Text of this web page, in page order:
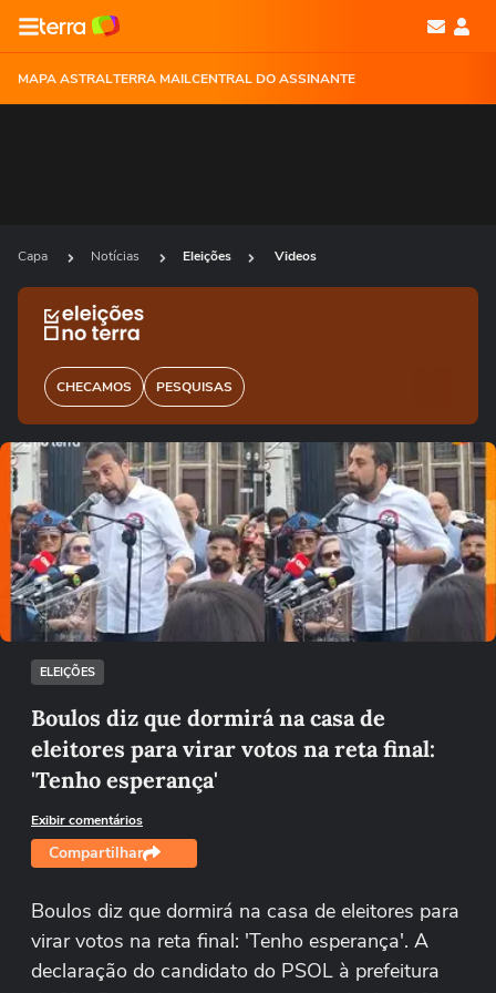
MAPA ASTRALTERRA MAILCENTRAL DO ASSINANTE
Capa Notícias Eleições Videos
CHECAMOS PESQUISAS
Ops!
Não foi possível reproduzir o vídeo
Tentar novamente
ELEIÇÕES
Boulos diz que dormirá na casa de
eleitores para virar votos na reta final:
'Tenho esperança'
Exibir comentários
Compartilhar
Boulos diz que dormirá na casa de eleitores para
virar votos na reta final: 'Tenho esperança'. A
declaração do candidato do PSOL à prefeitura